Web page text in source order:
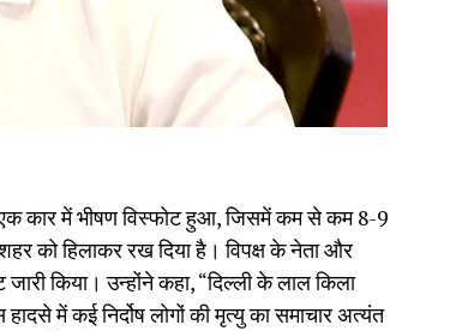
कार में भीषण विस्फोट हुआ, जिसमें कम से कम 8-9
को हिलाकर रख दिया है। विपक्ष के नेता और
किया। उन्होंने कहा, “दिल्ली के लाल किला
में कई निर्दोष लोगों की मृत्यु का समाचार अत्यंत